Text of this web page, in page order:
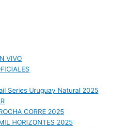
VIVO
Series Uruguay Natural 2025
CORRE 2025
HORIZONTES 2025